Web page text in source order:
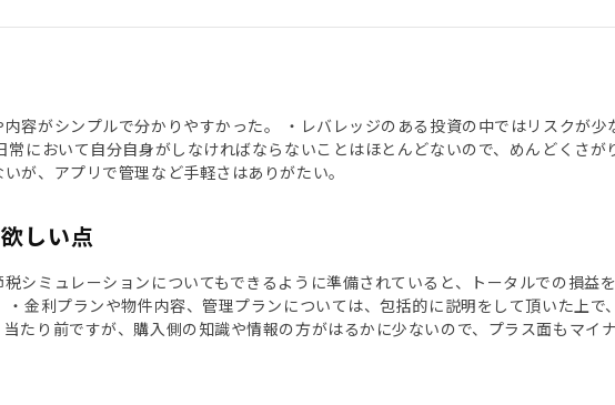
内容がシンプルで分かりやすかった。 ・レバレッジのある投資の中ではリスクが
常において自分自身がしなければならないことはほとんどないので、めんどくさ
が、アプリで管理など手軽さはありがたい。
しい点
税シミュレーションについてもできるように準備されていると、トータルでの損益
・金利プランや物件内容、管理プランについては、包括的に説明をして頂いた上で
たり前ですが、購入側の知識や情報の方がはるかに少ないので、プラス面もマイ